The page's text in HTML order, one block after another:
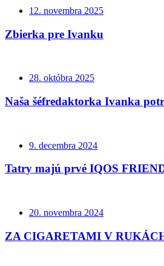
12. novembra 2025
Zbierka pre Ivanku
28. októbra 2025
Naša šéfredaktorka Ivanka
9. decembra 2024
Tatry majú prvé IQOS
20. novembra 2024
ZA CIGARETAMI V